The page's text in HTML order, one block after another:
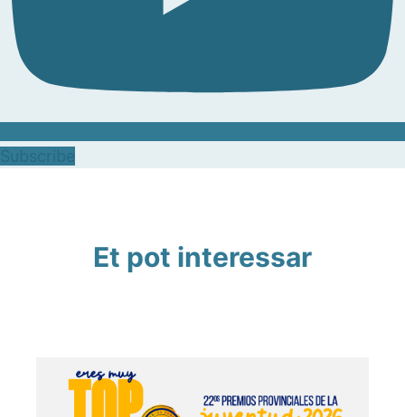
Et pot interessar